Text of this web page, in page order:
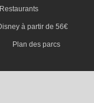
à partir de 56€
Plan des parcs